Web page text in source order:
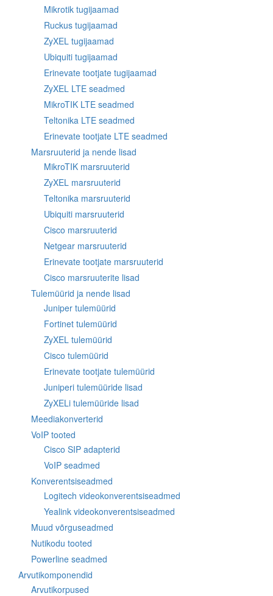
Mikrotik tugijaamad
Ruckus tugijaamad
ZyXEL tugijaamad
Ubiquiti tugijaamad
Erinevate tootjate tugijaamad
ZyXEL LTE seadmed
MikroTIK LTE seadmed
Teltonika LTE seadmed
Erinevate tootjate LTE seadmed
Marsruuterid ja nende lisad
MikroTIK marsruuterid
ZyXEL marsruuterid
Teltonika marsruuterid
Ubiquiti marsruuterid
Cisco marsruuterid
Netgear marsruuterid
Erinevate tootjate marsruuterid
Cisco marsruuterite lisad
Tulemüürid ja nende lisad
Juniper tulemüürid
Fortinet tulemüürid
ZyXEL tulemüürid
Cisco tulemüürid
Erinevate tootjate tulemüürid
Juniperi tulemüüride lisad
ZyXELi tulemüüride lisad
Meediakonverterid
VoIP tooted
Cisco SIP adapterid
VoIP seadmed
Konverentsiseadmed
Logitech videokonverentsiseadmed
Yealink videokonverentsiseadmed
Muud võrguseadmed
Nutikodu tooted
Powerline seadmed
Arvutikomponendid
Arvutikorpused